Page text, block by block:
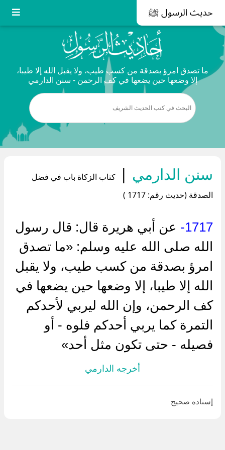
حديث الرسول ﷺ
ما تصدق امرؤ بصدقة من كسب طيب، ولا يقبل الله إلا طيبا،
إلا وضعها حين يضعها في كف الرحمن - سنن الدارمي
سنن الدارمي |
كتاب الزكاة باب في فضل
الصدقة (حديث رقم: 1717 )
1717-
عن أبي هريرة قال: قال رسول
الله صلى الله عليه وسلم: «ما تصدق
امرؤ بصدقة من كسب طيب، ولا يقبل
الله إلا طيبا، إلا وضعها حين يضعها في
كف الرحمن، وإن الله ليربي لأحدكم
التمرة كما يربي أحدكم فلوه - أو
فصيله - حتى تكون مثل أحد»
أخرجه الدارمي
إسناده صحيح